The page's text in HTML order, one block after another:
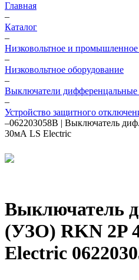
Главная
–
Каталог
–
Низковольтное и промышленное
–
Низковольтное оборудование
–
Выключатели
–
Устройство защитного
–062203058B | Выключатель
30мА LS Electric
Выключатель
(УЗО) RKN 2P
Electric